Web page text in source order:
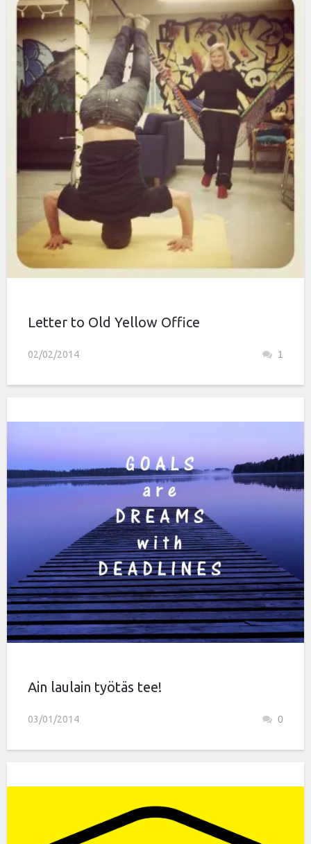
Letter to Old Yellow Office
02/02/2014 1
Ain laulain työtäs tee!
03/01/2014 0